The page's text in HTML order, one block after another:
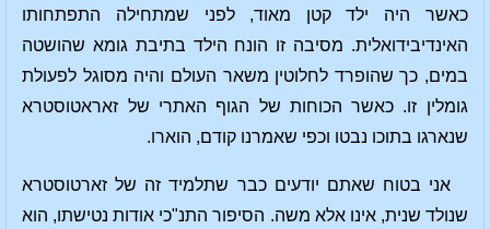
כאשר היה ילד קטן מאוד, לפני שמתחילה התפתחותו
האינדיבידואלית. מסיבה זו הונח הילד בתיבת גומא שהושטה
במים, כך שהופרד לחלוטין משאר העולם והיה מסוגל לפעולת
גומלין זו. כאשר הכוחות של הגוף האתרי של זאראטוסטרא
שנארגו בתוכו נבטו וכפי שאמרנו קודם, הוארו.
אני בטוח שאתם יודעים כבר שתלמיד זה של זארטוסטרא
שנולד שנית, אינו אלא משה. הסיפור התנ"כי אודות נטישתו, הוא